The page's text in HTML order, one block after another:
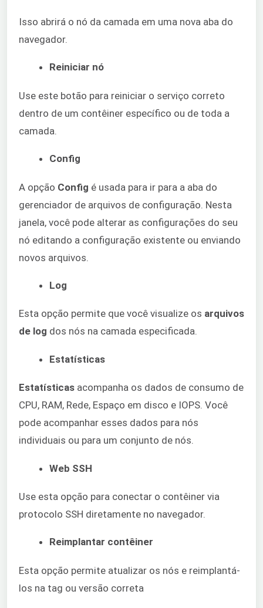
Isso abrirá o nó da camada em uma nova aba do
navegador.
Reiniciar nó
Use este botão para reiniciar o serviço correto
dentro de um contêiner específico ou de toda a
camada.
Config
A opção Config é usada para ir para a aba do
gerenciador de arquivos de configuração. Nesta
janela, você pode alterar as configurações do seu
nó editando a configuração existente ou enviando
novos arquivos.
Log
Esta opção permite que você visualize os arquivos
de log dos nós na camada especificada.
Estatísticas
Estatísticas acompanha os dados de consumo de
CPU, RAM, Rede, Espaço em disco e IOPS. Você
pode acompanhar esses dados para nós
individuais ou para um conjunto de nós.
Web SSH
Use esta opção para conectar o contêiner via
protocolo SSH diretamente no navegador.
Reimplantar contêiner
Esta opção permite atualizar os nós e reimplantá-
los na tag ou versão correta